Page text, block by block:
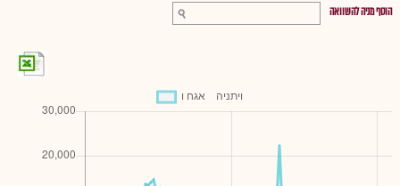
הוסף מניה להשוואה